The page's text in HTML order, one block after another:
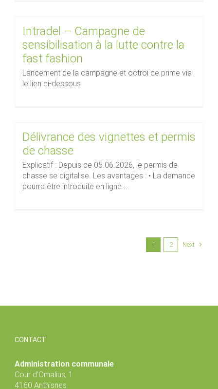
Intradel – Campagne de
sensibilisation à la lutte contre la
fast fashion
Lancement de la campagne et octroi de prime via
le lien ci-dessous
Délivrance des vignettes et permis
de chasse
Explicatif : Depuis ce 05.06.2026, le permis de
chasse se digitalise. Les avantages : • La demande
pourra être introduite en ligne ...
1 2 Next
CONTACT
Administration communale
Cour d’Omalius, 1
4160 Anthisnes.